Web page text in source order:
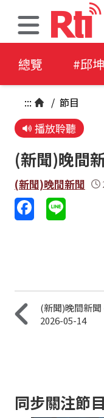
總覽 #邱
::: / 節目
播放聆聽
(新聞)晚間
(新聞)晚間新聞
(新聞)晚間新聞
2026-05-14
同步關注節